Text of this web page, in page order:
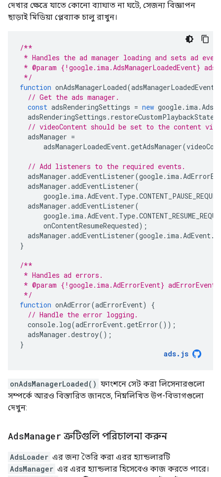
দেখার ক্ষেত্রে যাতে কোনো ব্যাঘাত না ঘটে, সেজন্য বিজ্ঞাপন
ছাড়াই মিডিয়া প্লেব্যাক চালু রাখুন।
/**
* Handles the ad manager loading and sets ad
* @param {!google.ima.AdsManagerLoadedEvent}
*/
function onAdsManagerLoaded(adsManagerLoadedEvent
// Get the ads manager.
const adsRenderingSettings = new google. ima.
adsRenderingSettings .
// videoContent should be set to the content
adsManager =
adsManagerLoadedEvent.getAdsManager(
// Add listeners to the required events.
adsManager .addEventListener(google. ima.
adsManager .addEventListener(
google. ima.AdEvent. Type.
adsManager .addEventListener(
google. ima.AdEvent. Type.
onContentResumeRequested);
adsManager .addEventListener(google. ima.AdEvent.
}
/**
* Handles ad errors.
* @param {!google.ima.AdErrorEvent} adErrorEvent
*/
function onAdError(adErrorEvent)
{
// Handle the error logging.
console. log(adErrorEvent.getError());
adsManager .destroy();
}
ads. js
onAdsManagerLoaded() ফাংশনে সেট করা লিসেনারগুলো
সম্পর্কে আরও বিস্তারিত জানতে, নিম্নলিখিত উপ-বিভাগগুলো
দেখুন:
AdsManager ত্রুটিগুলি পরিচালনা করুন
AdsLoader এর জন্য তৈরি করা এরর হ্যান্ডলারটি
AdsManager এর এরর হ্যান্ডলার হিসেবেও কাজ করতে পারে।